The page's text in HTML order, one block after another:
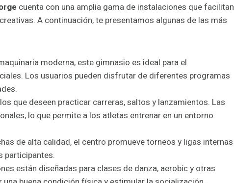
cuenta con una amplia gama de instalaciones que facilitan
A continuación, te presentamos algunas de las más
moderna, este gimnasio es ideal para el
Los usuarios pueden disfrutar de diferentes programas
que deseen practicar carreras, saltos y lanzamientos. Las
lo que permite a los atletas entrenar en un entorno
de alta calidad, el centro promueve torneos y ligas internas
participantes.
están diseñadas para clases de danza, aerobic y otras